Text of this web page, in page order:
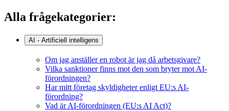
Alla frågekategorier:
AI - Artificiell intelligens
Om jag anställer en robot är jag då arbetsgivare?
Vilka sanktioner finns mot den som bryter mot AI-
förordningen?
Har mitt företag skyldigheter enligt EU:s AI-
förordning?
Vad är AI-förordningen (EU:s AI Act)?